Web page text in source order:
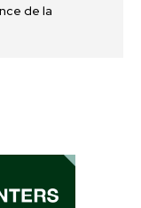
de la